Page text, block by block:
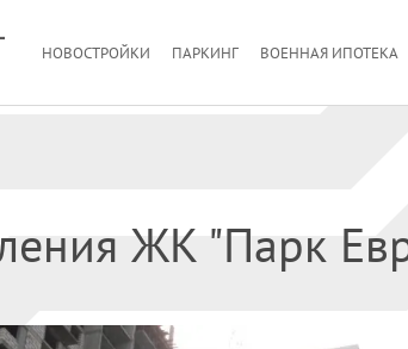
НОВОСТРОЙКИ ПАРКИНГ ВОЕННАЯ ИПОТЕКА
ЖК "Парк